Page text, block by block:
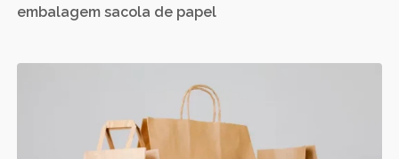
embalagem sacola de papel